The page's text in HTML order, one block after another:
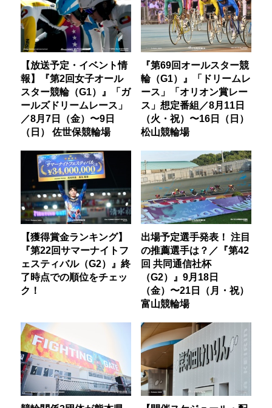
【放送予定・イベント情
報】『第2回女子オール
スター競輪（G1）』「ガ
ールズドリームレース」
／8月7日（金）〜9日
（日） 佐世保競輪場
『第69回オールスター競
輪（G1）』「ドリームレ
ース」「オリオン賞レー
ス」想定番組／8月11日
（火・祝）〜16日（日）
松山競輪場
【獲得賞金ランキング】
『第22回サマーナイトフ
ェスティバル（G2）』終
了時点での順位をチェッ
ク！
出場予定選手発表！ 注目
の推薦選手は？／『第42
回 共同通信社杯
（G2）』9月18日
（金）〜21日（月・祝）
富山競輪場